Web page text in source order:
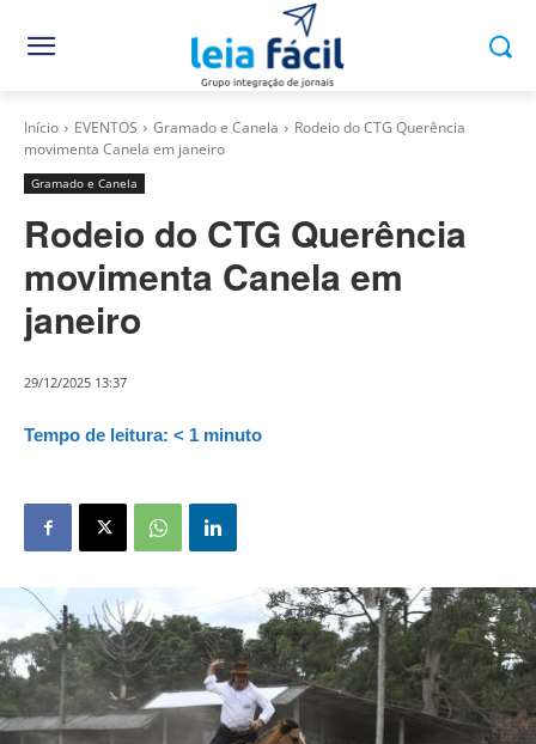
Início EVENTOS Gramado e Canela
Rodeio do CTG Querência
movimenta Canela em janeiro
Gramado e Canela
Rodeio do CTG Querência
movimenta Canela em
janeiro
29/12/2025 13:37
Tempo de leitura: < 1 minuto